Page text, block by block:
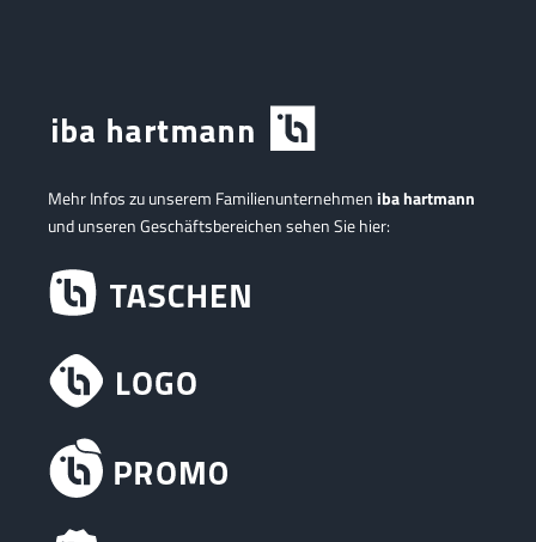
Mehr Infos zu unserem Familienunternehmeniba hartmann
und unseren Geschäftsbereichen sehen Sie hier: